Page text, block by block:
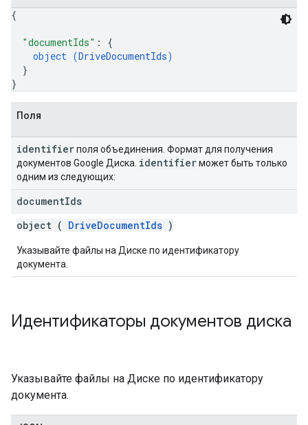
{
"documentIds" : {
object (DriveDocumentIds)
}
}
Поля
identifierполя объединения. Формат для получения
документов Google Диска. identifierможет быть только
одним из следующих:
documentIds
object ( DriveDocumentIds )
Указывайте файлы на Диске по идентификатору
документа.
Идентификаторы документов диска
Указывайте файлы на Диске по идентификатору
документа.